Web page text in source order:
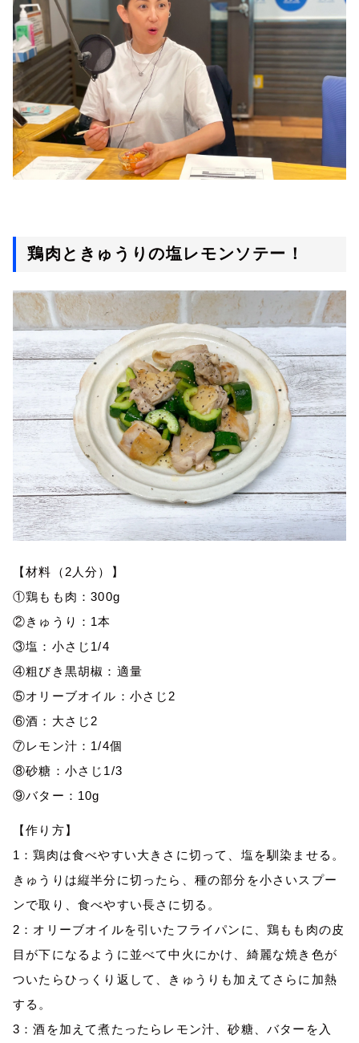
鶏肉ときゅうりの塩レモンソテー！
【材料（2人分）】
①鶏もも肉：300g
②きゅうり：1本
③塩：小さじ1/4
④粗びき黒胡椒：適量
⑤オリーブオイル：小さじ2
⑥酒：大さじ2
⑦レモン汁：1/4個
⑧砂糖：小さじ1/3
⑨バター：10g
【作り方】
1：鶏肉は食べやすい大きさに切って、塩を馴染ませる。
きゅうりは縦半分に切ったら、種の部分を小さいスプー
ンで取り、食べやすい長さに切る。
2：オリーブオイルを引いたフライパンに、鶏もも肉の皮
目が下になるように並べて中火にかけ、綺麗な焼き色が
ついたらひっくり返して、きゅうりも加えてさらに加熱
する。
3：酒を加えて煮たったらレモン汁、砂糖、バターを入